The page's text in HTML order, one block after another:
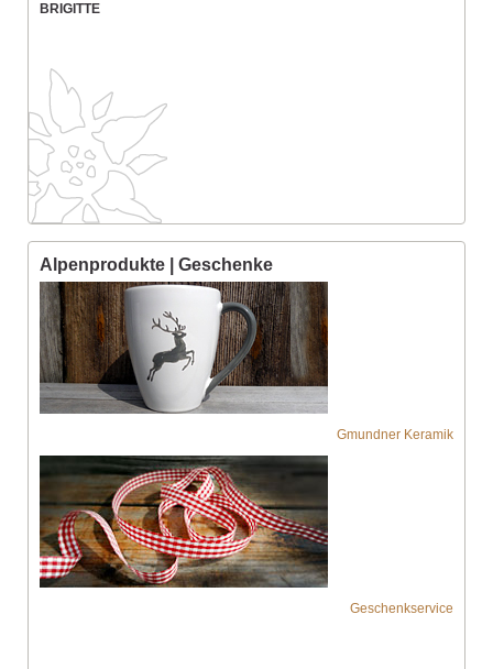
BRIGITTE
Alpenprodukte | Geschenke
Gmundner Keramik
Geschenkservice